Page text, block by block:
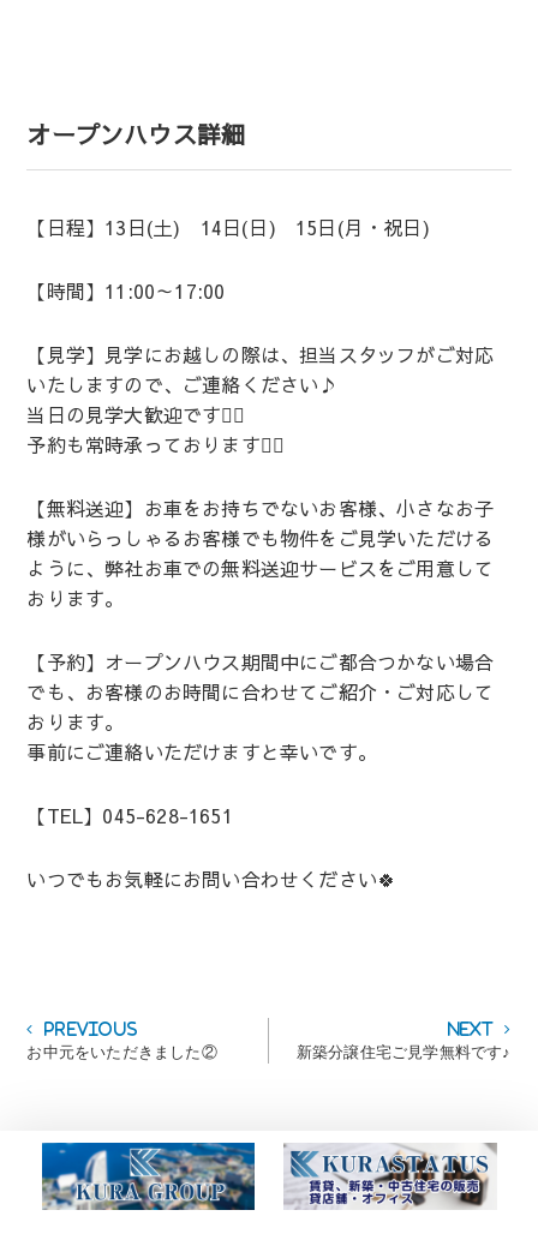
オープンハウス詳細
【日程】13日(土) 14日(日) 15日(月・祝日)
【時間】11:00～17:00
【見学】見学にお越しの際は、担当スタッフがご対応
いたしますので、ご連絡ください♪
当日の見学大歓迎です🙆‍♀️
予約も常時承っております🙆‍♀️
【無料送迎】お車をお持ちでないお客様、小さなお子
様がいらっしゃるお客様でも物件をご見学いただける
ように、弊社お車での無料送迎サービスをご用意して
おります。
【予約】オープンハウス期間中にご都合つかない場合
でも、お客様のお時間に合わせてご紹介・ご対応して
おります。
事前にご連絡いただけますと幸いです。
【TEL】045-628-1651
いつでもお気軽にお問い合わせください🍀
投
稿
ゲ
ー
シ
PreviousPrevious
post:
お中元をいただきました②
Next
post:
新築分譲住宅ご見学無料です♪